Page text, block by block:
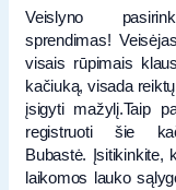
Veislyno
sprendimas!
visais rūpimais
kačiuką, visada
įsigyti mažylį.Taip
registruoti šie
Bubastė. Įsitikinkite,
laikomos lauko